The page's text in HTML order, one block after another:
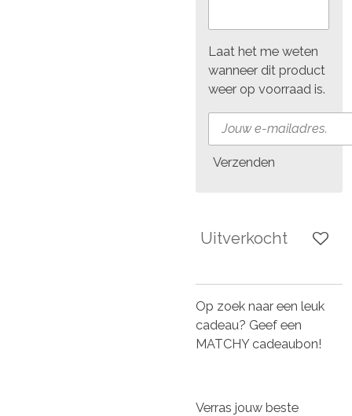
Laat het me weten
wanneer dit product
weer op voorraad is.
Verzenden
Uitverkocht
Op zoek naar een leuk
cadeau? Geef een
MATCHY cadeaubon!
Verras jouw beste